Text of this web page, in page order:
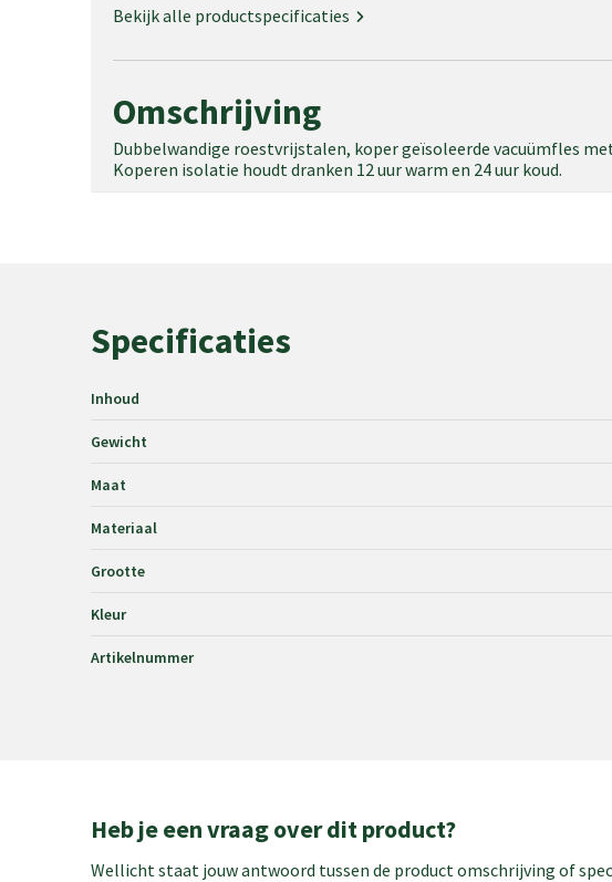
Bekijk alle productspecificaties
Omschrijving
Dubbelwandige roestvrijstalen, koper geïsoleerde vacuümfles
Koperen isolatie houdt dranken 12 uur warm en 24 uur koud.
Specificaties
Inhoud
Gewicht
Maat
Materiaal
Grootte
Kleur
Artikelnummer
Heb je een vraag over dit product?
Wellicht staat jouw antwoord tussen de product omschrijving of